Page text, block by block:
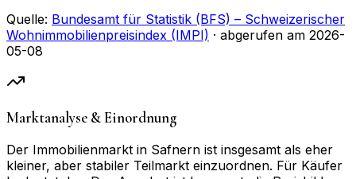
Quelle: Bundesamt für Statistik (BFS) – Schweizerischer
Wohnimmobilienpreisindex (IMPI) · abgerufen am 2026-
05-08
Marktanalyse & Einordnung
Der Immobilienmarkt in Safnern ist insgesamt als eher
kleiner, aber stabiler Teilmarkt einzuordnen. Für Käufer